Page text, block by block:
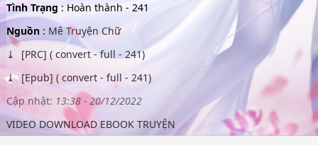
Tình Trạng : Hoàn thành - 241
Nguồn: Mê Truyện Chữ
[PRC] ( convert - full - 241)
[Epub] ( convert - full - 241)
Cập nhật: 13:38 - 20/12/2022
VIDEO DOWNLOAD EBOOK TRUYỆN